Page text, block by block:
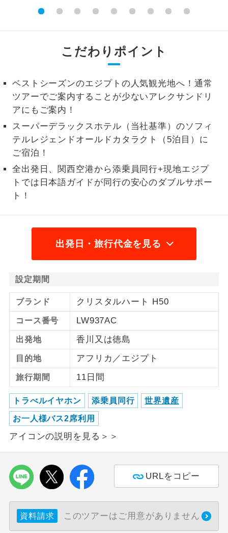
こだわりポイント
ベストシーズンのエジプトの人気観光地へ！通常
ツアーでご案内することが少ないアレクサンドリ
アにもご案内！
スーパーデラックスホテル（当社基準）のソフィ
テルレジェンドオールドカタラクト（5泊目）に
ご宿泊！
全出発日、関西空港から添乗員同行+現地エジプ
トでは日本語ガイドが同行の安心のダブルサポー
ト！
出発日・旅行代金を見る
設定期間
ブランド クリスタルハート H50
コース番号 LW937AC
出発地 香川又は徳島
目的地 アフリカ／エジプト
旅行期間 11日間
トラべルイヤホン 添乗員同行 世界遺産
お一人様バス2席利用
アイコンの説明を見る＞＞
URLをコピー
資料請求 このツアーはご用意がありません
1名様1室利用でも追加料金がかからない
ご夫婦限定
ご夫婦限定でご参加いただけるコースで
女性限定
女性限定でご参加いただけるコースで
す。
年齢制限あり
ご参加にあたり年齢に制限があるコース
です。
航空会社指定
ホテル指定
ご紹介するホテルを指定したコースで
す。